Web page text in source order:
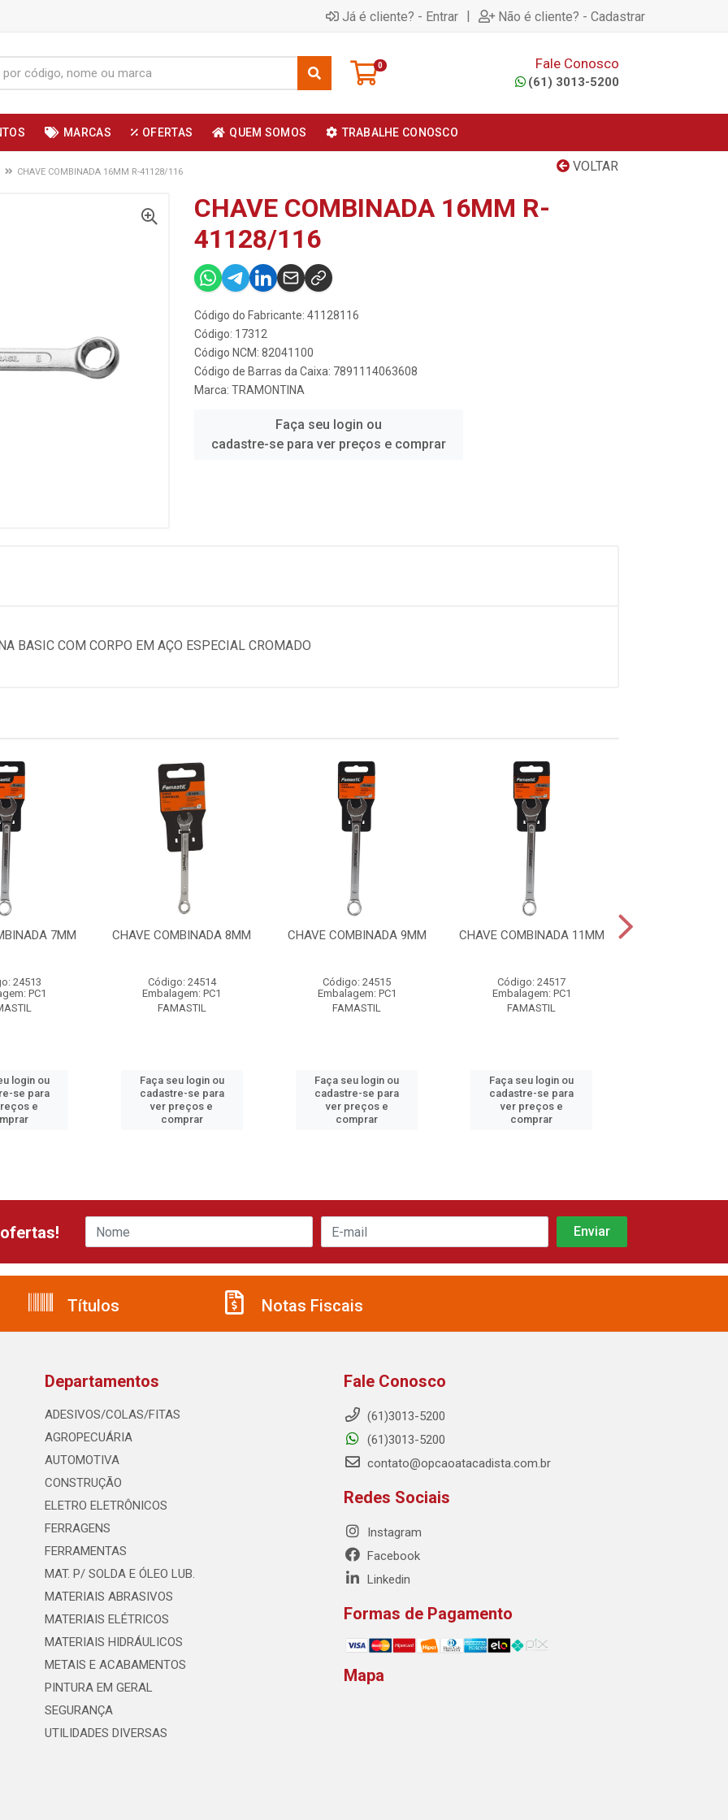
Já é cliente? - Entrar | Não é cliente? - Cadastrar
0 Fale Conosco
(61) 3013-5200
MARCAS OFERTAS QUEM SOMOS TRABALHE CONOSCO
VOLTAR
CHAVE COMBINADA 16MM R-41128/116
CHAVE COMBINADA 16MM R-
41128/116
Código do Fabricante: 41128116
Código: 17312
Código NCM: 82041100
Código de Barras da Caixa: 7891114063608
Marca: TRAMONTINA
Faça seu login ou
cadastre-se para ver preços e comprar
BASIC COM CORPO EM AÇO ESPECIAL CROMADO
7MM
24513
PC1
login ou
se para
e
CHAVE COMBINADA 8MM
Código: 24514
Embalagem: PC1
FAMASTIL
Faça seu login ou
cadastre-se para
ver preços e
comprar
CHAVE COMBINADA 9MM
Código: 24515
Embalagem: PC1
FAMASTIL
Faça seu login ou
cadastre-se para
ver preços e
comprar
CHAVE COMBINADA 11MM
Código: 24517
Embalagem: PC1
FAMASTIL
Faça seu login ou
cadastre-se para
ver preços e
comprar
Títulos Notas Fiscais
Departamentos
ADESIVOS/COLAS/FITAS
AGROPECUÁRIA
AUTOMOTIVA
CONSTRUÇÃO
ELETRO ELETRÔNICOS
FERRAGENS
FERRAMENTAS
MAT. P/ SOLDA E ÓLEO LUB.
MATERIAIS ABRASIVOS
MATERIAIS ELÉTRICOS
MATERIAIS HIDRÁULICOS
METAIS E ACABAMENTOS
PINTURA EM GERAL
SEGURANÇA
UTILIDADES DIVERSAS
Fale Conosco
(61)3013-5200
(61)3013-5200
contato@opcaoatacadista.com.br
Redes Sociais
Instagram
Facebook
Linkedin
Formas de Pagamento
Mapa